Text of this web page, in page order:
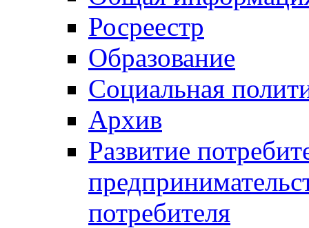
Росреестр
Образование
Социальная
Архив
Развитие
потребителя